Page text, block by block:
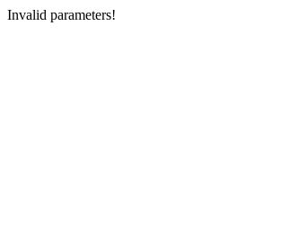
Invalid parameters!